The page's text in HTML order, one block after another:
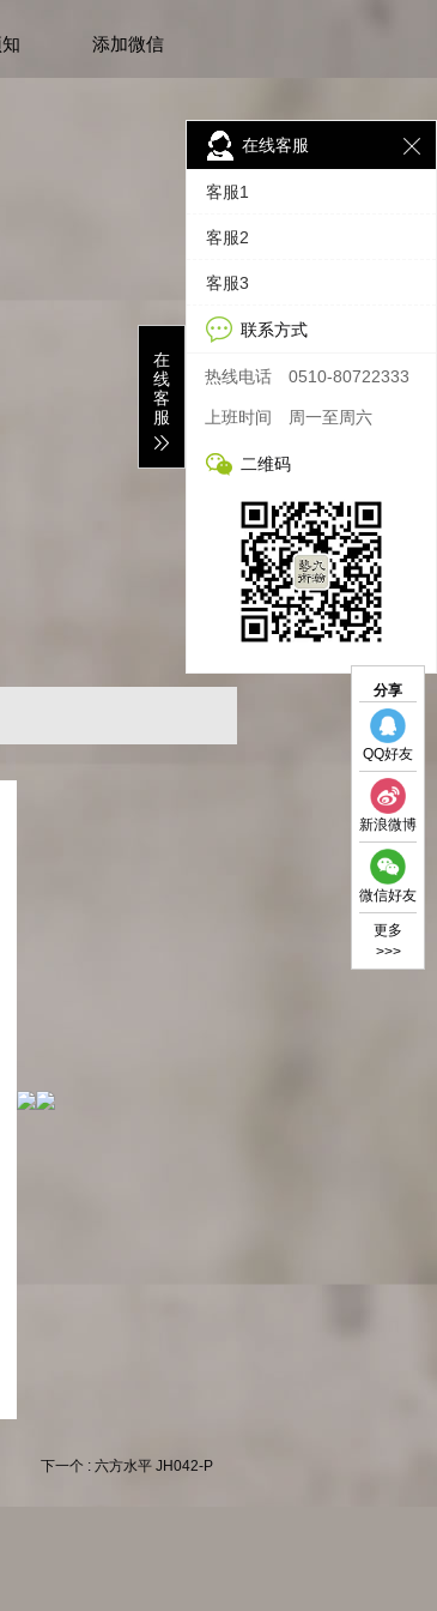
添加微信
下一个 : 六方水平 JH042-P
分享
QQ好友
新浪微博
微信好友
更多
>>>
在线客服
客服1
客服2
客服3
联系方式
热线电话 0510-80722333
上班时间 周一至周六
二维码
在
线
客
服